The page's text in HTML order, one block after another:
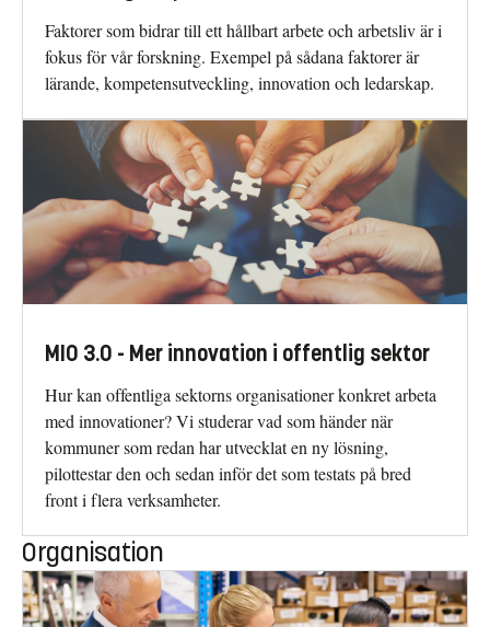
Faktorer som bidrar till ett hållbart arbete och arbetsliv är i
fokus för vår forskning. Exempel på sådana faktorer är
lärande, kompetensutveckling, innovation och ledarskap.
MIO 3.0 - Mer innovation i offentlig sektor
Hur kan offentliga sektorns organisationer konkret arbeta
med innovationer? Vi studerar vad som händer när
kommuner som redan har utvecklat en ny lösning,
pilottestar den och sedan inför det som testats på bred
front i flera verksamheter.
Organisation